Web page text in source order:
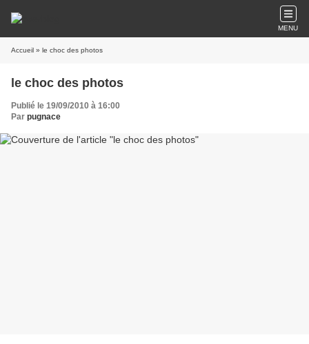
MENU
Accueil » le choc des photos
le choc des photos
Publié le 19/09/2010 à 16:00
Par pugnace